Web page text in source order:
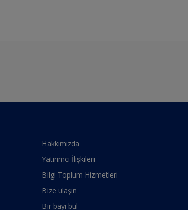
Hakkımızda
Yatırımcı İlişkileri
Bilgi Toplum Hizmetleri
Bize ulaşın
Bir bayi bul